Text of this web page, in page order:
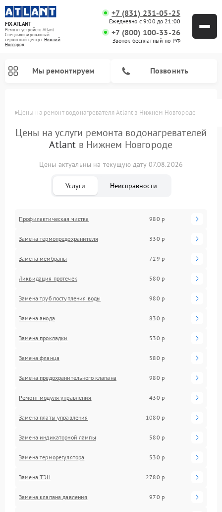
FIX-ATLANT
Ремонт устройств Atlant
Специализированный
cервисный центр г.Нижний
Новгород
+7 (831) 231-05-25
Ежедневно с 9:00 до 21:00
+7 (800) 100-33-26
Звонок бесплатный по РФ
Мы ремонтируем Позвонить
Цены на ремонт водонагревателя Atlant в Нижнем Новгороде
Цены на услуги ремонта водонагревателей
Atlant в Нижнем Новгороде
Цены актуальны на текущую дату 07.08.2026
Услуги Неисправности
Профилактическая чистка 980 р
Замена термопредохранителя 330 р
Замена мембраны 729 р
Ликвидация протечек 580 р
Замена труб поступления воды 980 р
Замена анода 830 р
Замена прокладки 530 р
Замена фланца 580 р
Замена предохранительного клапана 980 р
Ремонт модуля управления 430 р
Замена платы управления 1080 р
Замена индикаторной лампы 580 р
Замена терморегулятора 530 р
Замена ТЭН 2780 р
Замена клапана давления 970 р